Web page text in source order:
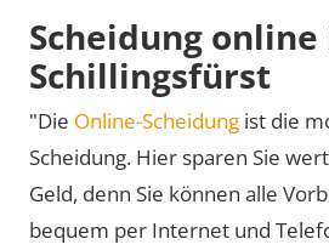
Scheidung online
Schillingsfürst
"Die Online-Scheidung ist die
Scheidung. Hier sparen Sie
Geld, denn Sie können alle
bequem per Internet und